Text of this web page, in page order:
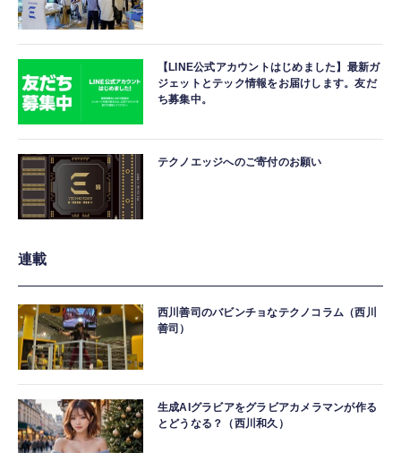
【LINE公式アカウントはじめました】最新ガ
ジェットとテック情報をお届けします。友だ
ち募集中。
テクノエッジへのご寄付のお願い
連載
西川善司のバビンチョなテクノコラム（西川
善司）
生成AIグラビアをグラビアカメラマンが作る
とどうなる？（西川和久）